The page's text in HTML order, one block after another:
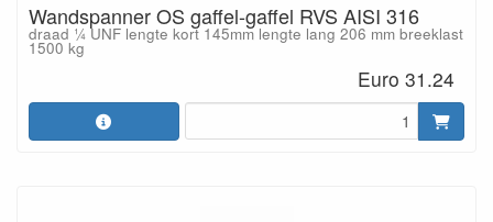
Wandspanner OS gaffel-gaffel RVS AISI 316
draad ¼ UNF lengte kort 145mm lengte lang 206 mm breeklast
1500 kg
Euro 31.24